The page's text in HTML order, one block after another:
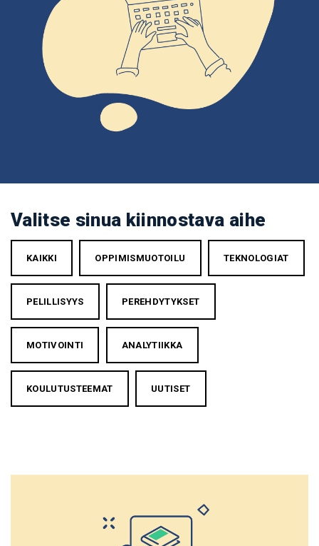
Valitse sinua kiinnostava aihe
KAIKKI OPPIMISMUOTOILU TEKNOLOGIAT
PELILLISYYS PEREHDYTYKSET
MOTIVOINTI ANALYTIIKKA
KOULUTUSTEEMAT UUTISET